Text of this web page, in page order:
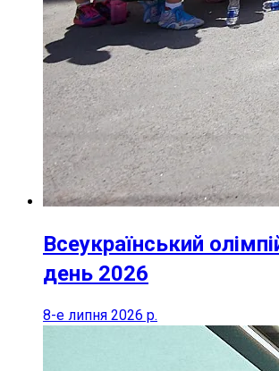
Всеукраїнський
день 2026
8-е липня 2026 р.